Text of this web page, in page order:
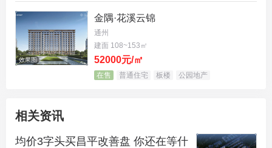
项目周边，阳坊较大的优势就是生态环境，周围众多
效果图
金隅·花溪云锦
通州
建面 108~153㎡
52000元/㎡
在售 普通住宅 板楼 公园地产
相关资讯
均价3字头买昌平改善盘 你还在等什